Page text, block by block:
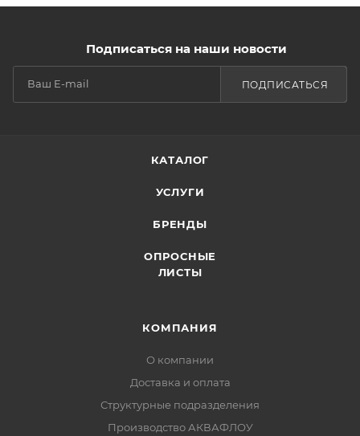
Подписаться на наши новости
ПОДПИСАТЬСЯ
КАТАЛОГ
УСЛУГИ
БРЕНДЫ
ОПРОСНЫЕ
ЛИСТЫ
КОМПАНИЯ
О компании
Доставка и оплата
Структурные подразделения
Производство АКВАФЛОУ